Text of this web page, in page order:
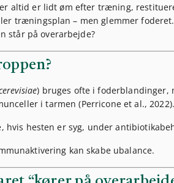
altid er lidt øm efter træning,
træningsplan – men glemmer
står på overarbejde?
) bruges ofte i foderblandinger,
i tarmen (Perricone et al., 2022).
hvis hesten er syg, under
kan skabe ubalance.